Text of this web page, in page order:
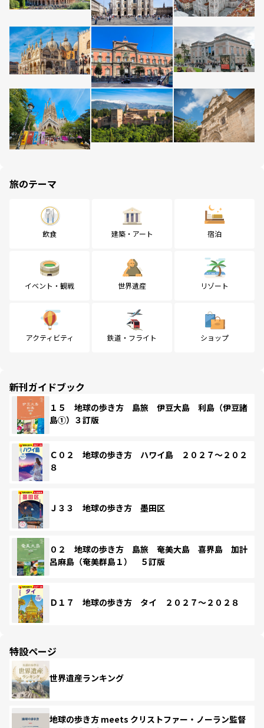
旅のテーマ
飲食 建築・アート 宿泊
イベント・観戦 世界遺産 リゾート
アクティビティ 鉄道・フライト ショップ
新刊ガイドブック
１５ 地球の歩き方 島旅 伊豆大島 利島（伊豆諸
島①）３訂版
Ｃ０２ 地球の歩き方 ハワイ島 ２０２７～２０２
８
Ｊ３３ 地球の歩き方 墨田区
０２ 地球の歩き方 島旅 奄美大島 喜界島 加計
呂麻島（奄美群島１） ５訂版
Ｄ１７ 地球の歩き方 タイ ２０２７～２０２８
特設ページ
世界遺産ランキング
地球の歩き方 meets クリストファー・ノーラン監督